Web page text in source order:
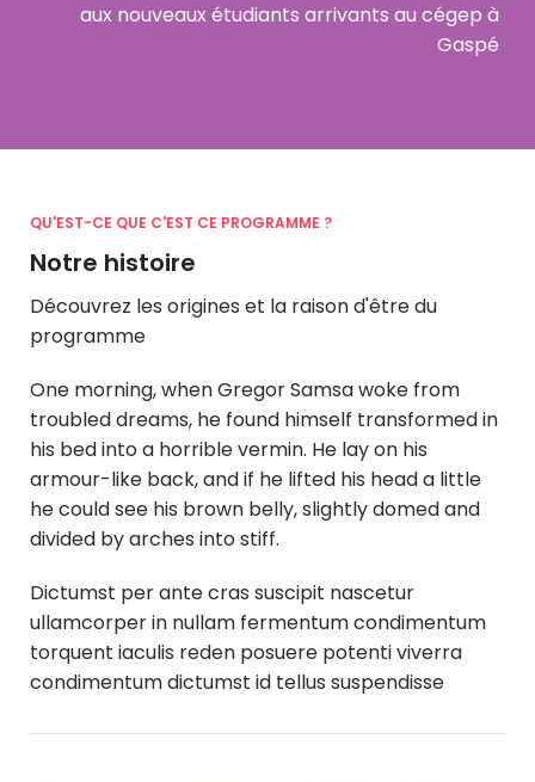
aux nouveaux étudiants arrivants au cégep à
Gaspé
QU'EST-CE QUE C'EST CE PROGRAMME ?
Notre histoire
Découvrez les origines et la raison d'être du
programme
One morning, when Gregor Samsa woke from
troubled dreams, he found himself transformed in
his bed into a horrible vermin. He lay on his
armour-like back, and if he lifted his head a little
he could see his brown belly, slightly domed and
divided by arches into stiff.
Dictumst per ante cras suscipit nascetur
ullamcorper in nullam fermentum condimentum
torquent iaculis reden posuere potenti viverra
condimentum dictumst id tellus suspendisse